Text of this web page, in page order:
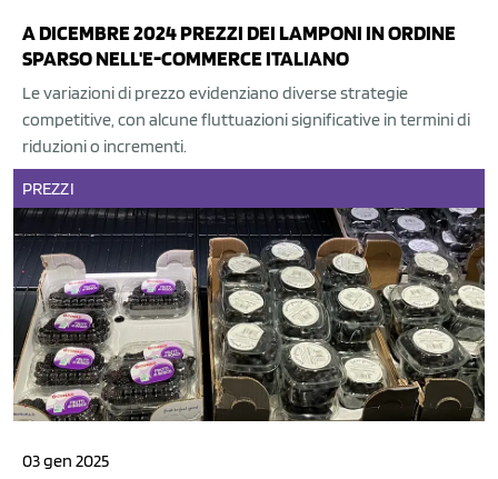
A DICEMBRE 2024 PREZZI DEI LAMPONI IN ORDINE
SPARSO NELL'E-COMMERCE ITALIANO
Le variazioni di prezzo evidenziano diverse strategie
competitive, con alcune fluttuazioni significative in termini di
riduzioni o incrementi.
PREZZI
03 gen 2025